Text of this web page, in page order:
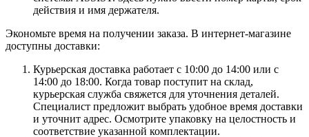
действия и имя держателя.
Экономьте время на получении заказа. В интернет-магазине
доступны доставки:
Курьерская доставка работает с 10:00 до 14:00 или с
14:00 до 18:00. Когда товар поступит на склад,
курьерская служба свяжется для уточнения деталей.
Специалист предложит выбрать удобное время доставки
и уточнит адрес. Осмотрите упаковку на целостность и
соответствие указанной комплектации.